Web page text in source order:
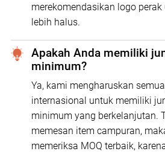
merekomendasikan logo
lebih halus.
Apakah Anda memiliki
minimum?
Ya, kami mengharuskan
internasional untuk memiliki
minimum yang berkelanjutan.
memesan item campuran,
memeriksa MOQ terbaik,